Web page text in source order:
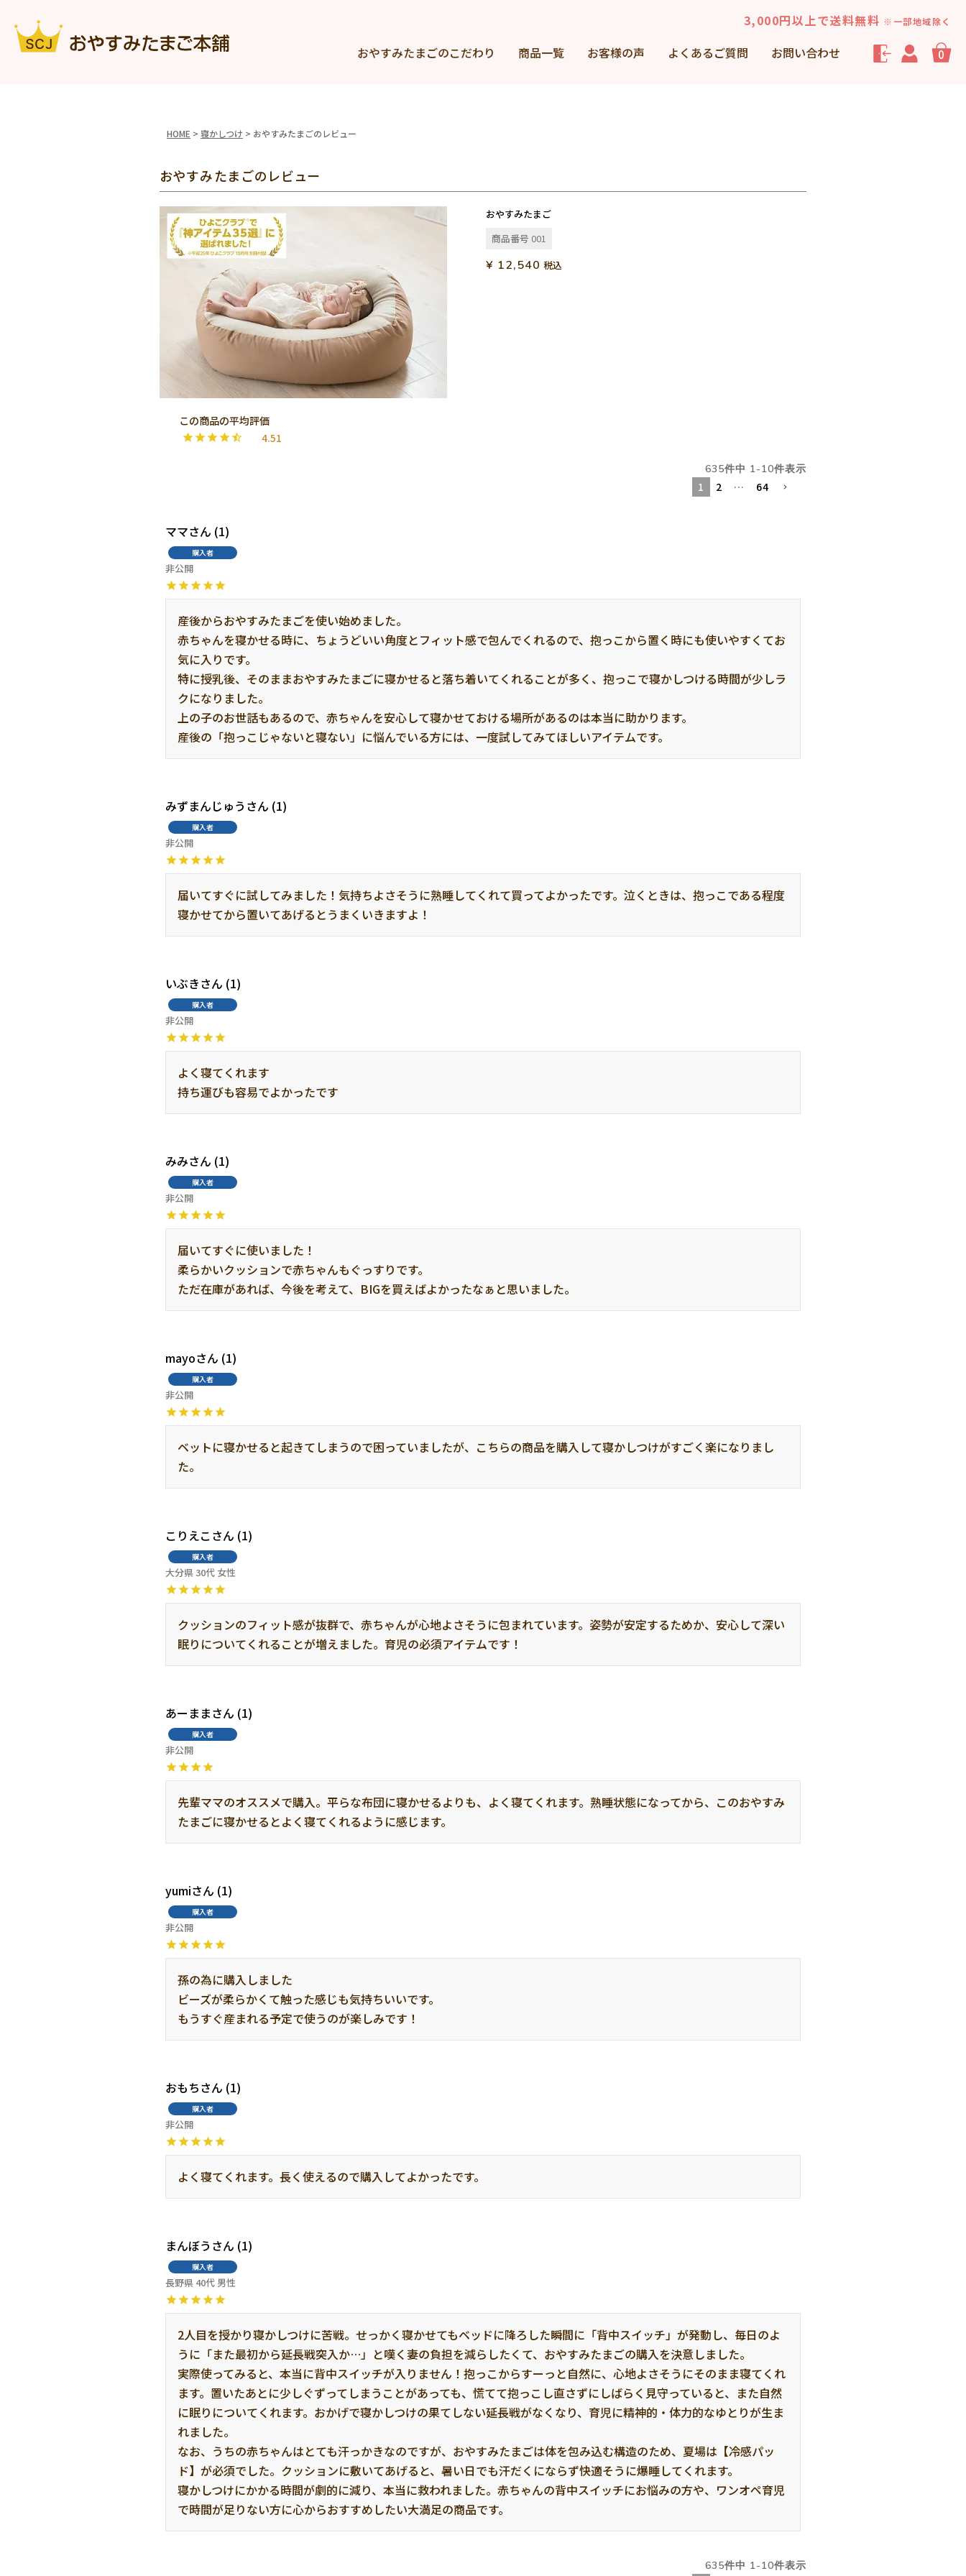
3,000円以上で送料無料 ※一部地域除く
おやすみたまごのこだわり 商品一覧 お客様の声 よくあるご質問 お問い合わせ 0
HOME 寝かしつけ おやすみたまごのレビュー
おやすみたまごのレビュー
おやすみたまご
商品番号 001
¥ 12,540 税込
4.51
635件中 1-10件表示
1 2 … 64
ママ 1
購入者
非公開
産後からおやすみたまごを使い始めました。
赤ちゃんを寝かせる時に、ちょうどいい角度とフィット感で包んでくれるので、抱っこから置く時にも使いやすくてお
気に入りです。
特に授乳後、そのままおやすみたまごに寝かせると落ち着いてくれることが多く、抱っこで寝かしつける時間が少しラ
クになりました。
上の子のお世話もあるので、赤ちゃんを安心して寝かせておける場所があるのは本当に助かります。
産後の「抱っこじゃないと寝ない」に悩んでいる方には、一度試してみてほしいアイテムです。
みずまんじゅう 1
購入者
非公開
届いてすぐに試してみました！気持ちよさそうに熟睡してくれて買ってよかったです。泣くときは、抱っこである程度
寝かせてから置いてあげるとうまくいきますよ！
いぶき 1
購入者
非公開
よく寝てくれます
持ち運びも容易でよかったです
みみ 1
購入者
非公開
届いてすぐに使いました！
柔らかいクッションで赤ちゃんもぐっすりです。
ただ在庫があれば、今後を考えて、BIGを買えばよかったなぁと思いました。
mayo 1
購入者
非公開
ベットに寝かせると起きてしまうので困っていましたが、こちらの商品を購入して寝かしつけがすごく楽になりまし
た。
こりえこ 1
購入者
大分県30代 女性
クッションのフィット感が抜群で、赤ちゃんが心地よさそうに包まれています。姿勢が安定するためか、安心して深い
眠りについてくれることが増えました。育児の必須アイテムです！
あーまま 1
購入者
非公開
先輩ママのオススメで購入。平らな布団に寝かせるよりも、よく寝てくれます。熟睡状態になってから、このおやすみ
たまごに寝かせるとよく寝てくれるように感じます。
yumi 1
購入者
非公開
孫の為に購入しました
ビーズが柔らかくて触った感じも気持ちいいです。
もうすぐ産まれる予定で使うのが楽しみです！
おもち 1
購入者
非公開
よく寝てくれます。長く使えるので購入してよかったです。
まんぼう 1
購入者
長野県 40代 男性
2人目を授かり寝かしつけに苦戦。せっかく寝かせてもベッドに降ろした瞬間に「背中スイッチ」が発動し、毎日のよ
うに「また最初から延長戦突入か…」と嘆く妻の負担を減らしたくて、おやすみたまごの購入を決意しました。
実際使ってみると、本当に背中スイッチが入りません！抱っこからすーっと自然に、心地よさそうにそのまま寝てくれ
ます。置いたあとに少しぐずってしまうことがあっても、慌てて抱っこし直さずにしばらく見守っていると、また自然
に眠りについてくれます。おかげで寝かしつけの果てしない延長戦がなくなり、育児に精神的・体力的なゆとりが生ま
れました。
なお、うちの赤ちゃんはとても汗っかきなのですが、おやすみたまごは体を包み込む構造のため、夏場は【冷感パッ
ド】が必須でした。クッションに敷いてあげると、暑い日でも汗だくにならず快適そうに爆睡してくれます。
寝かしつけにかかる時間が劇的に減り、本当に救われました。赤ちゃんの背中スイッチにお悩みの方や、ワンオペ育児
で時間が足りない方に心からおすすめしたい大満足の商品です。
635件中 1-10件表示